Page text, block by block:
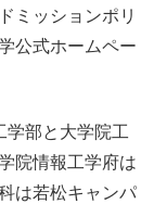
ミッションポリ
公式ホームペー
学部と大学院工
院情報工学府は
は若松キャンパ